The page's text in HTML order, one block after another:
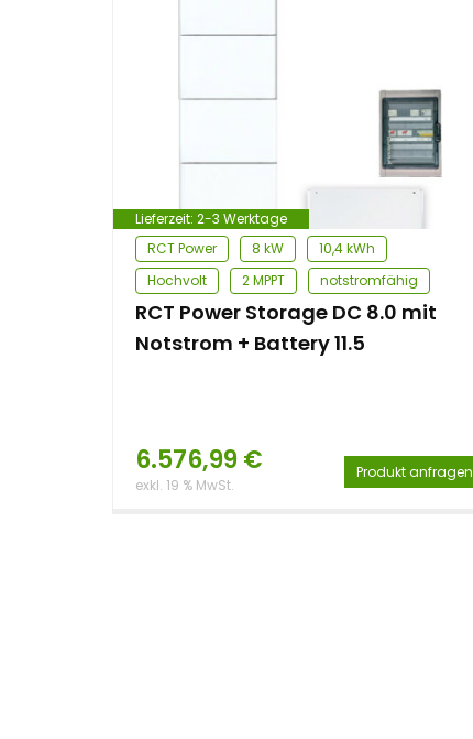
Lieferzeit: 2-3 Werktage
RCT Power
8 kW
10,4 kWh
Hochvolt
2 MPPT notstromfähig
RCT Power Storage DC 8.0 mit
Notstrom + Battery 11.5
6.576,99€
exkl. 19 % MwSt.
Produkt anfragen